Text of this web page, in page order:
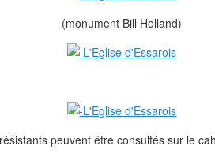
(monument Bill Holland)
peuvent être consultés sur le